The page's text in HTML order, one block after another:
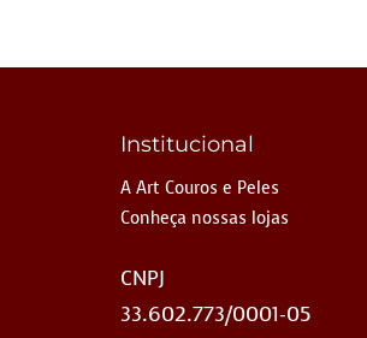
Institucional
A Art Couros e Peles
Conheça nossas lojas
CNPJ
33.602.773/0001-05